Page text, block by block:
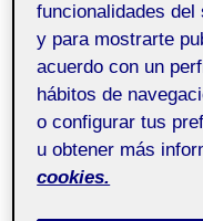
Como primera parte
cabo una pequeña
visión más amplia de
actualmente para
resuelven el diseño
estructura como en
funcionalidades
y para mostrarte
acuerdo con un
hábitos de
o configurar tus
u obtener más
cookies.